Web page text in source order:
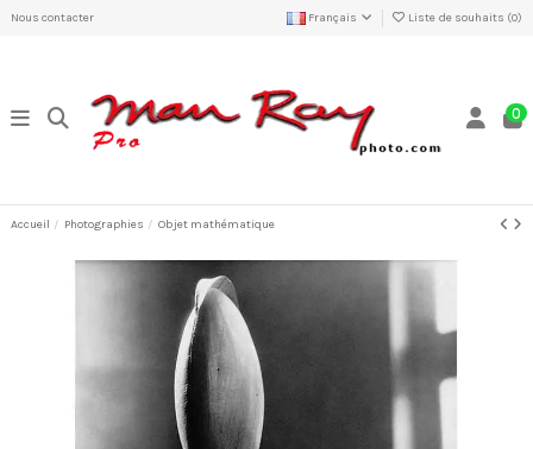
Nous contacter Français Liste de souhaits (0)
0
Accueil Photographies Objet mathématique